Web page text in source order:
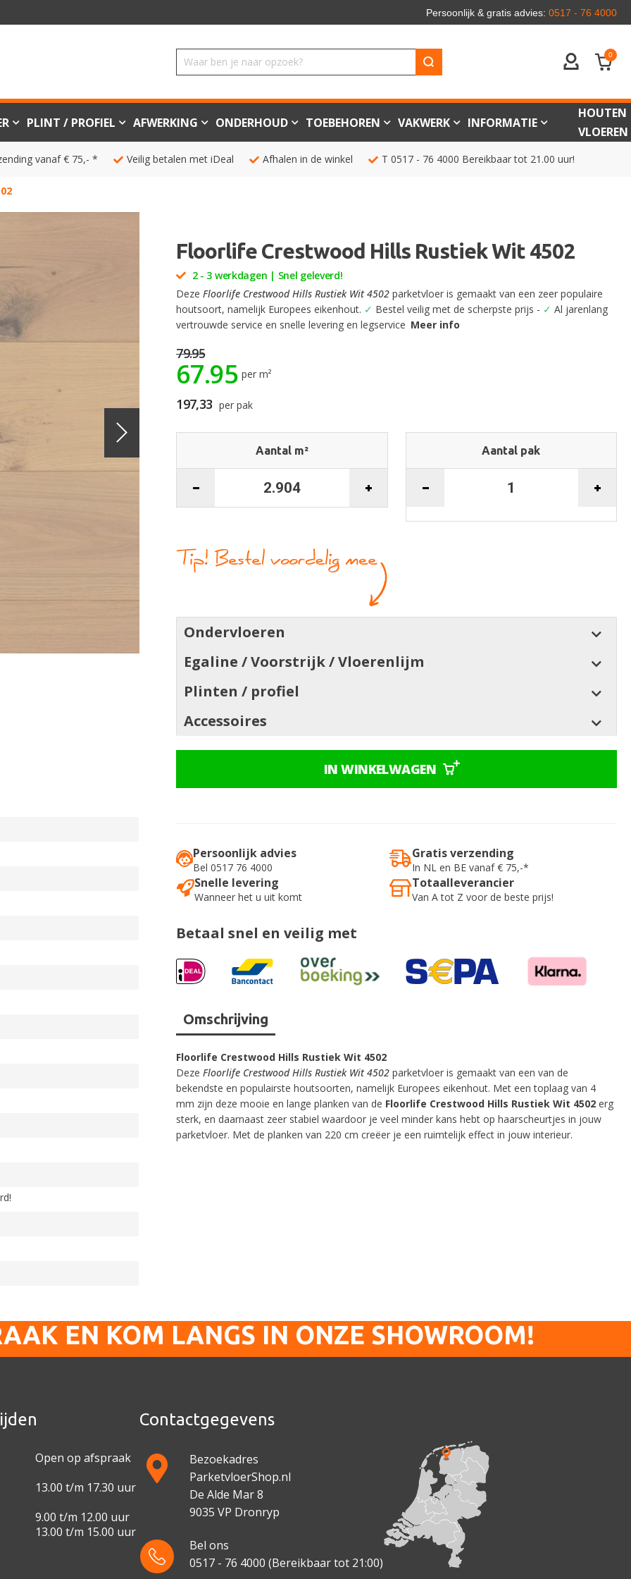
Persoonlijk & gratis advies: 0517 - 76 4000
ACCOUNT
0
PLINT / PROFIEL AFWERKING ONDERHOUD TOEBEHOREN VAKWERK INFORMATIE
HOUTEN
VLOEREN
vanaf € 75,- * Veilig betalen met iDeal Afhalen in de winkel T 0517 - 76 4000 Bereikbaar tot 21.00 uur!
Floorlife Crestwood Hills Rustiek Wit 4502
2 - 3 werkdagen | Snel geleverd!
DezeFloorlife Crestwood Hills Rustiek Wit 4502 parketvloer is gemaakt van een zeer populaire
houtsoort, namelijk Europees eikenhout. ✓ Bestel veilig met de scherpste prijs - ✓ Al jarenlang
vertrouwde service en snelle levering en legservice Meer info
79.95
67.95 per m²
197,33 per pak
Aantal pak
Aantal m²
Ondervloeren
Egaline / Voorstrijk / Vloerenlijm
Plinten / profiel
Accessoires
IN WINKELWAGEN
Persoonlijk advies
Bel 0517 76 4000
Gratis verzending
In NL en BE vanaf € 75,-*
Snelle levering
Wanneer het u uit komt
Totaalleverancier
Van A tot Z voor de beste prijs!
Betaal snel en veilig met
Omschrijving
Floorlife Crestwood Hills Rustiek Wit 4502
DezeFloorlife Crestwood Hills Rustiek Wit 4502 parketvloer is gemaakt van een van de
bekendste en populairste houtsoorten, namelijk Europees eikenhout. Met een toplaag van 4
mm zijn deze mooie en lange planken van de Floorlife Crestwood Hills Rustiek Wit 4502 erg
sterk, en daarnaast zeer stabiel waardoor je veel minder kans hebt op haarscheurtjes in jouw
parketvloer. Met de planken van 220 cm creëer je een ruimtelijk effect in jouw interieur.
EN KOM LANGS IN ONZE SHOWROOM!
Open op afspraak
13.00 t/m 17.30 uur
9.00 t/m 12.00 uur
13.00 t/m 15.00 uur
Contactgegevens
Bezoekadres
ParketvloerShop.nl
De Alde Mar 8
9035 VP Dronryp
Bel ons
0517 - 76 4000 (Bereikbaar tot 21:00)